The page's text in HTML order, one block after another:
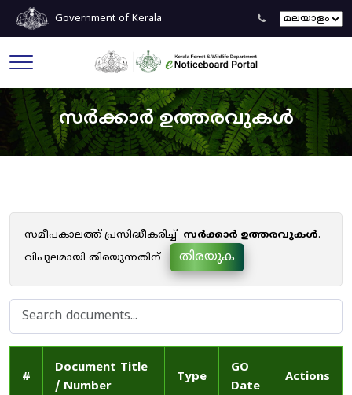
Government of Kerala
സർക്കാർ ഉത്തരവുകൾ
സമീപകാലത്ത് പ്രസിദ്ധീകരിച്ച് സർക്കാർ ഉത്തരവുകൾ.
വിപുലമായി തിരയുന്നതിന്
തിരയുക
#
Document Title
/ Number
Type
GO
Date
Actions